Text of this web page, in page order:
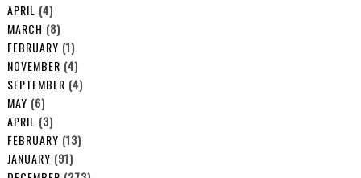
APRIL (4)
MARCH (8)
FEBRUARY (1)
NOVEMBER (4)
SEPTEMBER (4)
MAY (6)
APRIL (3)
FEBRUARY (13)
JANUARY (91)